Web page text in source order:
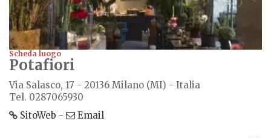
Scheda luogo
Potafiori
Via Salasco, 17 - 20136 Milano (MI) - Italia
Tel. 0287065930
SitoWeb - Email
ISCRIVITI